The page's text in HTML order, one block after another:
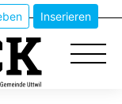
Inserieren